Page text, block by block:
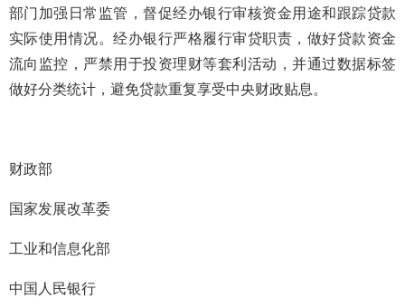
部门加强日常监管，督促经办银行审核资金用途和跟踪贷款
实际使用情况。经办银行严格履行审贷职责，做好贷款资金
流向监控，严禁用于投资理财等套利活动，并通过数据标签
做好分类统计，避免贷款重复享受中央财政贴息。
财政部
国家发展改革委
工业和信息化部
中国人民银行